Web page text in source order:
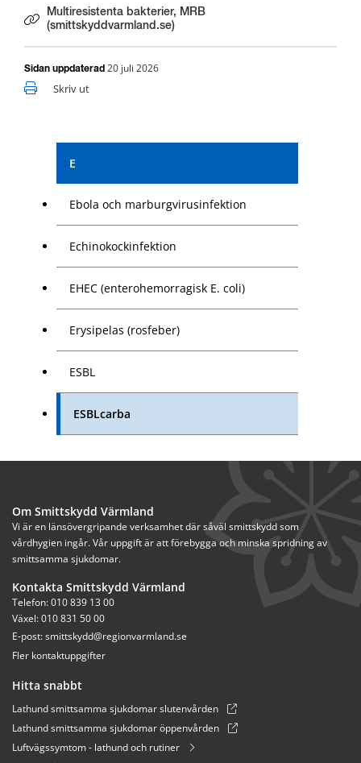
E
Ebola och marburgvirusinfektion
Echinokockinfektion
EHEC (enterohemorragisk E. coli)
Erysipelas (rosfeber)
ESBL
ESBLcarba
Multiresistenta bakterier, MRB
(smittskyddvarmland.se)
Sidan uppdaterad 20 juli 2026
Skriv ut
Om Smittskydd Värmland
Vi är en länsövergripande verksamhet där såväl smittskydd som
vårdhygien ingår. Vår uppgift är att förebygga och minska spridning av
smittsamma sjukdomar.
Kontakta Smittskydd Värmland
Telefon: 010 839 13 00
Växel: 010 831 50 00
E-post: smittskydd@regionvarmland.se
Fler kontaktuppgifter
Hitta snabbt
Lathund smittsamma sjukdomar slutenvården
Lathund smittsamma sjukdomar öppenvården
Luftvägssymtom - lathund och rutiner